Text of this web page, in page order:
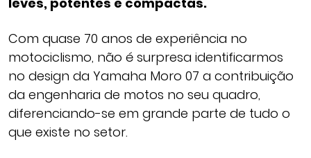
Com quase 70 anos de experiência no
motociclismo, não é surpresa identificarmos
no design da Yamaha Moro 07 a contribuição
da engenharia de motos no seu quadro,
diferenciando-se em grande parte de tudo o
que existe no setor.